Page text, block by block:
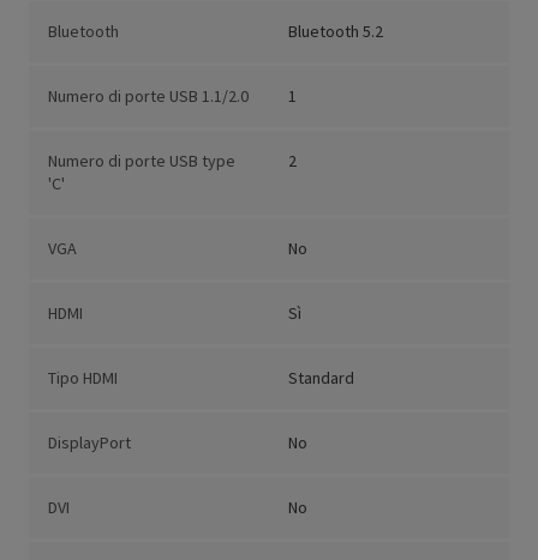
Bluetooth Bluetooth 5.2
Numero di porte USB 1.1/2.0 1
Numero di porte USB type
'C'
2
VGA No
HDMI Sì
Tipo HDMI Standard
DisplayPort No
DVI No